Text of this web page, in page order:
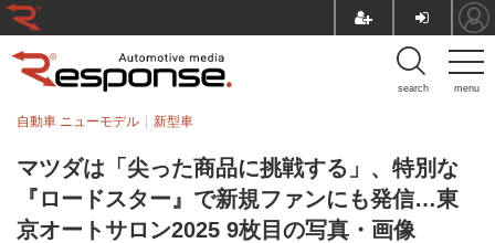
menu
search
マツダは「尖った商品に挑戦する」、特別な
『ロードスター』で新規ファンにも発信…東
京オートサロン2025 9枚目の写真・画像
自動車 ニューモデル 新型車